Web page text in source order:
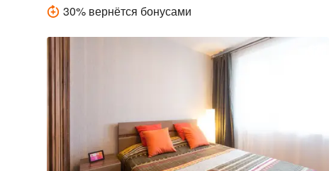
30% вернётся бонусами